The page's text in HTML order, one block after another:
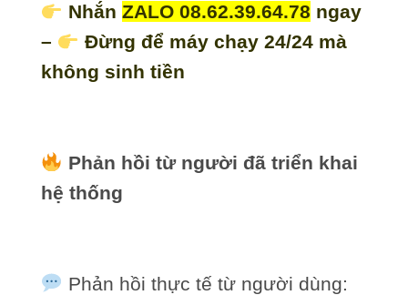
Nhắn ZALO 08.62.39.64.78 ngay
–
Đừng để máy chạy 24/24 mà
không sinh tiền
Phản hồi từ người đã triển khai
hệ thống
Phản hồi thực tế từ người dùng: